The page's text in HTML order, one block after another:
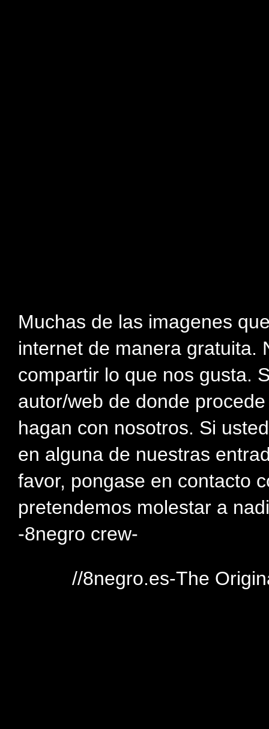
Muchas de las imagenes
internet de manera gratuita.
compartir lo que nos gusta.
autor/web de donde
hagan con nosotros. Si
en alguna de nuestras
favor, pongase en contacto
pretendemos molestar a
-8negro crew-
//8negro.es-The